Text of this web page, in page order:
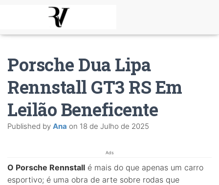
Porsche Dua Lipa
Rennstall GT3 RS Em
Leilão Beneficente
Published by Ana on 18 de Julho de 2025
Ads
O Porsche Rennstall é mais do que apenas um carro
esportivo; é uma obra de arte sobre rodas que